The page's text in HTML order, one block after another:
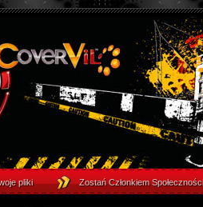
okładki filmu - Okładki
pliki Zostań Członkiem